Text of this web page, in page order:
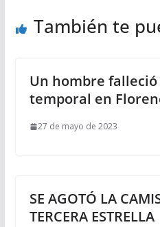
También te
Un hombre
temporal en
27 de mayo de 2023
SE AGOTÓ LA
TERCERA ESTRELLA